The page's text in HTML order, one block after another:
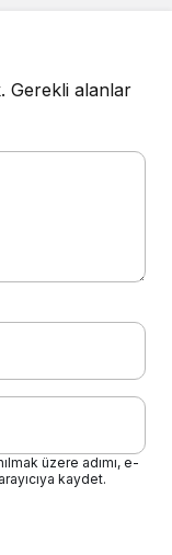
Gerekli alanlar
üzere adımı, e-
kaydet.